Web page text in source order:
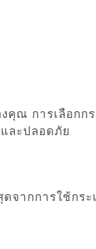
คุณ การเลือก
ละปลอดภัย
ากการใช้กระ